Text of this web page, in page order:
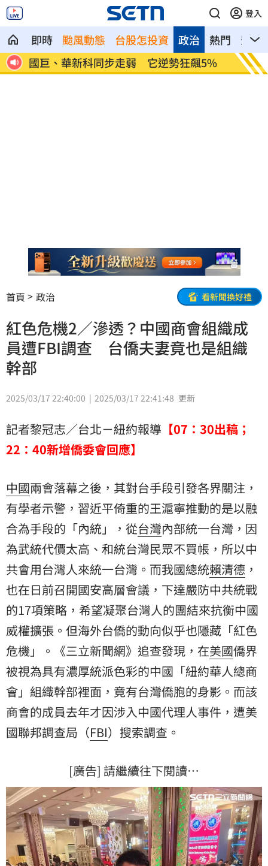
登入
即時 颱風動態 台股怎投資 熱門 影音
政治
狂飆5%
防空演習「手機變慢30分鐘」影響一次看
首頁 政治 看新聞換好禮
紅色危機2／滲透？中國商會組織成
員遭FBI調查 台僑夫妻竟也是組織
幹部
2025/03/17 22:40:00 2025/03/17 22:41:48 更新
記者黎冠志／台北－紐約報導 【07：30出稿；
22：40新增僑委會回應】
中國兩會落幕之後，其對台手段引發各界關注，
有學者示警，習近平倚重的王滬寧推動的是以融
合為手段的「內統」，從台灣內部統一台灣，因
為武統代價太高、和統台灣民眾不買帳，所以中
共會用台灣人來統一台灣。而我國總統賴清德 ，
也在日前召開國安高層會議，下達嚴防中共統戰
的17項策略，希望凝聚台灣人的團結來抗衡中國
威權擴張。但海外台僑的動向似乎也隱藏「紅色
危機」。《三立新聞網》追查發現，在美國僑界
被視為具有濃厚統派色彩的中國「紐約華人總商
會」組織幹部裡面，竟有台灣僑胞的身影。而該
商會的成員去年才因涉入中國代理人事件，遭美
國聯邦調查局（FBI）搜索調查。
[廣告] 請繼續往下閱讀…